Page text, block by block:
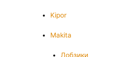
Kipor
Makita
Лобзики